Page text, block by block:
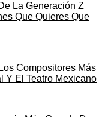
La Generación Z
Que Quieres Que
Compositores Más
Y El Teatro Mexicano